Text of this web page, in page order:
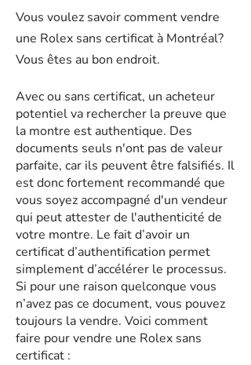
Vous voulez savoir comment vendre
une Rolex sans certificat à Montréal?
Vous êtes au bon endroit.
Avec ou sans certificat, un acheteur
potentiel va rechercher la preuve que
la montre est authentique. Des
documents seuls n'ont pas de valeur
parfaite, car ils peuvent être falsifiés. Il
est donc fortement recommandé que
vous soyez accompagné d'un vendeur
qui peut attester de l'authenticité de
votre montre. Le fait d’avoir un
certificat d’authentification permet
simplement d’accélérer le processus.
Si pour une raison quelconque vous
n’avez pas ce document, vous pouvez
toujours la vendre. Voici comment
faire pour vendre une Rolex sans
certificat :